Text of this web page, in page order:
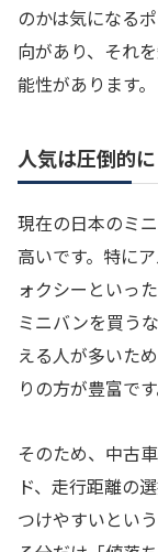
のかは気になる
向があり、それ
能性があります。
人気は圧倒的
現在の日本のミ
高いです。特に
ォクシーといっ
ミニバンを買う
える人が多いた
りの方が豊富です
そのため、中古
ド、走行距離の
つけやすいとい